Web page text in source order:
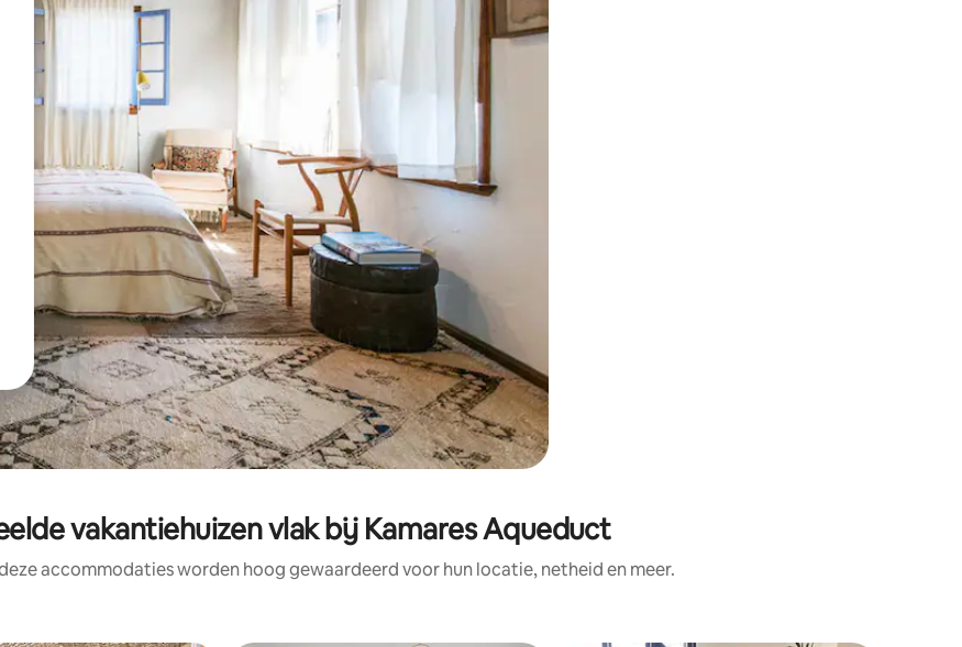
met je de pijltjestoetsen omhoog en omlaag, óf door te tikken of swipen.
vakantiehuizen vlak bij Kamares Aqueduct
accommodaties worden hoog gewaardeerd voor hun locatie, netheid en meer.